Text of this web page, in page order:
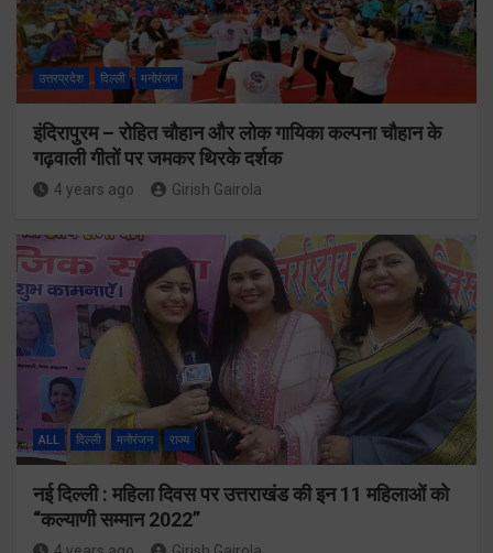
उत्तरप्रदेश दिल्ली मनोरंजन
इंदिरापुरम – रोहित चौहान और लोक गायिका कल्पना चौहान के
गढ़वाली गीतों पर जमकर थिरके दर्शक
4 years ago Girish Gairola
ALL दिल्ली मनोरंजन राज्य
नई दिल्ली : महिला दिवस पर उत्तराखंड की इन 11 महिलाओं को
“कल्याणी सम्मान 2022”